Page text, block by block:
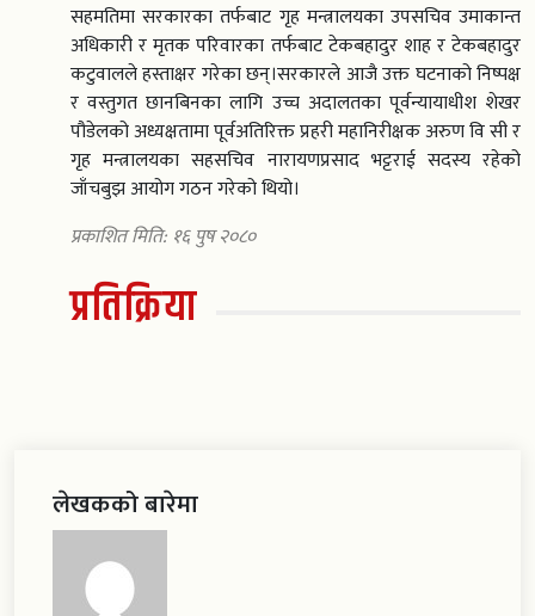
सहमतिमा सरकारका तर्फबाट गृह मन्त्रालयका उपसचिव उमाकान्त
अधिकारी र मृतक परिवारका तर्फबाट टेकबहादुर शाह र टेकबहादुर
कटुवालले हस्ताक्षर गरेका छन्।सरकारले आजै उक्त घटनाको निष्पक्ष
र वस्तुगत छानबिनका लागि उच्च अदालतका पूर्वन्यायाधीश शेखर
पौडेलको अध्यक्षतामा पूर्वअतिरिक्त प्रहरी महानिरीक्षक अरुण वि सी र
गृह मन्त्रालयका सहसचिव नारायणप्रसाद भट्टराई सदस्य रहेको
जाँचबुझ आयोग गठन गरेको थियो।
प्रकाशित मिति: १६ पुष २०८०
प्रतिक्रिया
लेखकको बारेमा